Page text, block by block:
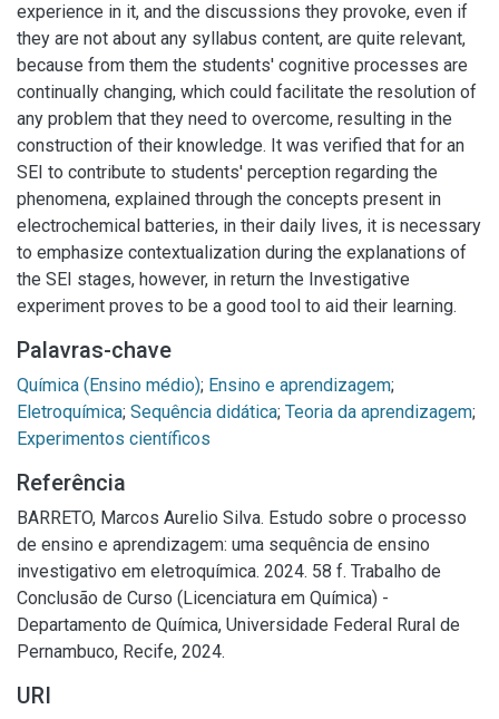
experience in it, and the discussions they provoke, even if
they are not about any syllabus content, are quite relevant,
because from them the students' cognitive processes are
continually changing, which could facilitate the resolution of
any problem that they need to overcome, resulting in the
construction of their knowledge. It was verified that for an
SEI to contribute to students' perception regarding the
phenomena, explained through the concepts present in
electrochemical batteries, in their daily lives, it is necessary
to emphasize contextualization during the explanations of
the SEI stages, however, in return the Investigative
experiment proves to be a good tool to aid their learning.
Palavras-chave
Química (Ensino médio); Ensino e aprendizagem;
Eletroquímica; Sequência didática; Teoria da aprendizagem;
Experimentos científicos
Referência
BARRETO, Marcos Aurelio Silva. Estudo sobre o processo
de ensino e aprendizagem: uma sequência de ensino
investigativo em eletroquímica. 2024. 58 f. Trabalho de
Conclusão de Curso (Licenciatura em Química) -
Departamento de Química, Universidade Federal Rural de
Pernambuco, Recife, 2024.
URI